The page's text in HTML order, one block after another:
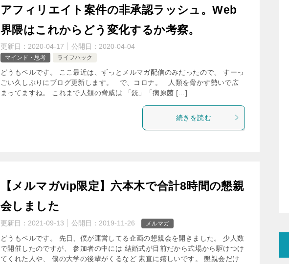
アフィリエイト案件の非承認ラッシュ。Web
界隈はこれからどう変化するか考察。
更新日： 2020-04-17 公開日： 2020-04-04
マインド・思考 ライフハック
どうもベルです。 ここ最近は、ずっとメルマガ配信のみだったので、 すーっ
ごい久しぶりにブログ更新します。 で、コロナ。 人類を脅かす勢いで広
まってますね。 これまで人類の脅威は 「銃」「病原菌 […]
続きを読む
【メルマガvip限定】六本木で合計8時間の懇親
会しました
更新日： 2021-09-13 公開日： 2019-11-26 メルマガ
どうもベルです。 先日、僕が運営してる企画の懇親会を開きました。 少人数
で開催したのですが、 参加者の中には 結婚式が目前だから式場から駆けつけ
てくれた人や、 僕の大学の後輩がくるなど 素直に嬉しいです。 懇親会だけ